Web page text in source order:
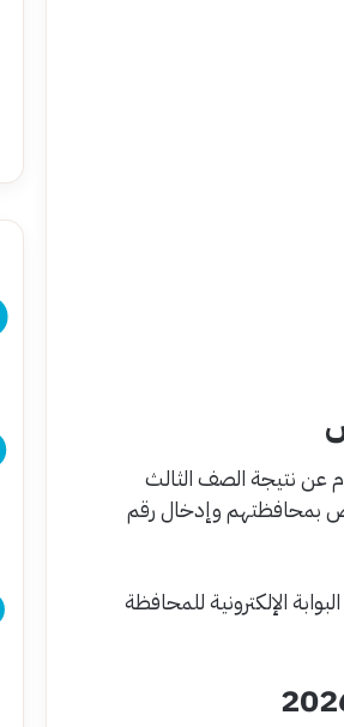
عن نتيجة الصف الثالث
بمحافظتهم وإدخال رقم
الإلكترونية للمحافظة